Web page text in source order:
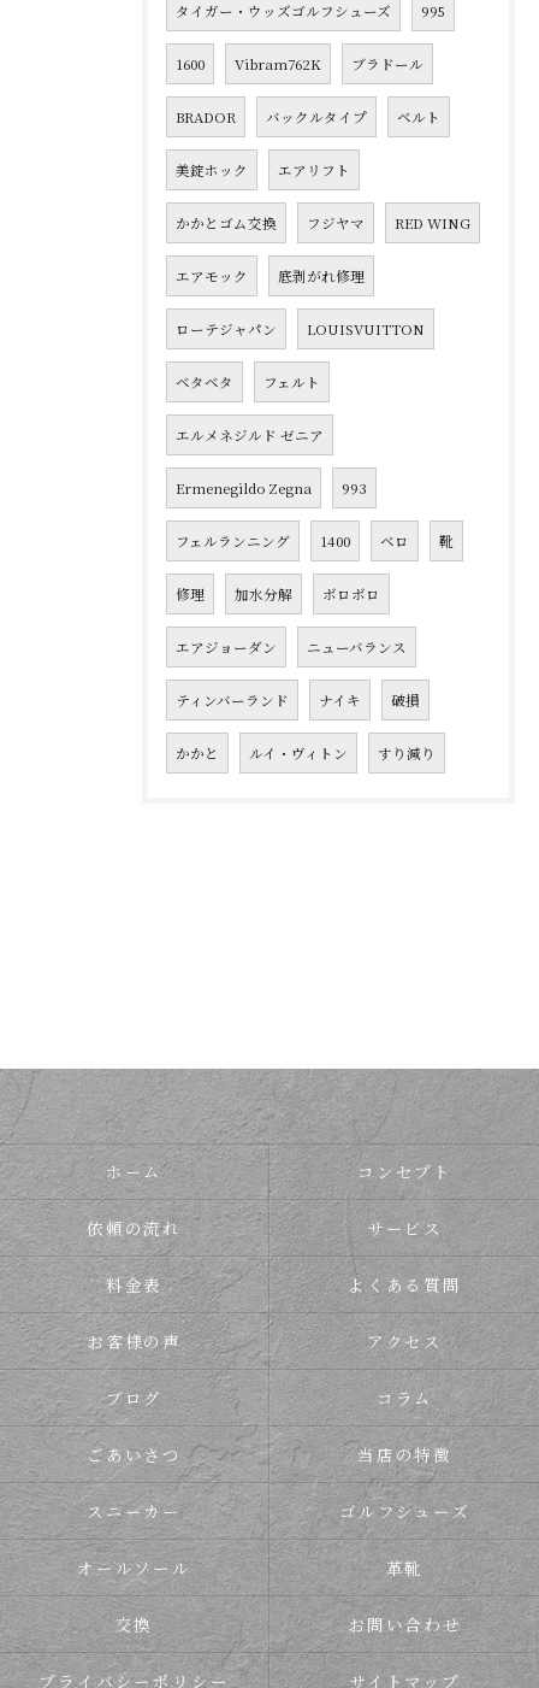
タイガー・ウッズゴルフシューズ 995
1600 Vibram762K ブラドール
BRADOR バックルタイプ ベルト
美錠ホック エアリフト
かかとゴム交換 フジヤマ RED WING
エアモック 底剥がれ修理
ローテジャパン LOUISVUITTON
ベタベタ フェルト
エルメネジルド ゼニア
Ermenegildo Zegna 993
フェルランニング 1400 ベロ 靴
修理 加水分解 ボロボロ
エアジョーダン ニューバランス
ティンバーランド ナイキ 破損
かかと ルイ・ヴィトン すり減り
ホーム コンセプト
依頼の流れ サービス
料金表 よくある質問
お客様の声 アクセス
ブログ コラム
ごあいさつ 当店の特徴
スニーカー ゴルフシューズ
オールソール 革靴
交換 お問い合わせ
プライバシーポリシー サイトマップ